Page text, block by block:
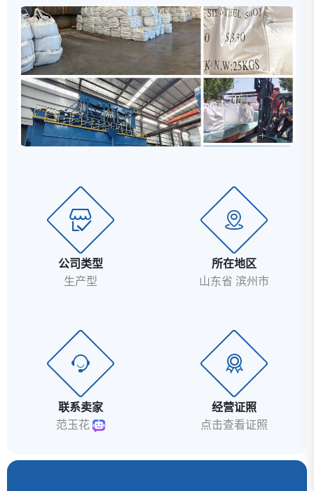
产工艺与标准化作业流程，打造各类金属磨料。 产
品严格遵循行业通用标准生产，粒度、硬度、寿命等指
标稳定，耗材利用率高，适用于各类工件的清理与...
公司类型
生产型
所在地区
山东省 滨州市
联系卖家
范玉花
经营证照
点击查看证照